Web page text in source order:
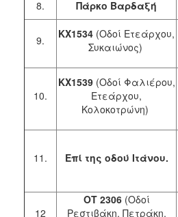
8. Πάρκο Βαρδαξή
9. ΚΧ1534 (Οδοί Ετεάρχου,
Συκαιώνος)
10.
ΚΧ1539 (Οδοί Φαλιέρου,
Ετεάρχου,
Κολοκοτρώνη)
11. Επί της οδού Ιτάνου.
12
ΟΤ 2306 (Οδοί
Ρεστιβάκη, Πετράκη,